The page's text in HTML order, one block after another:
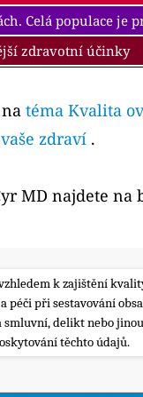
Celá populace je
zdravotní účinky
téma Kvalita
zdraví.
MD najdete na
k zajištění
péči při sestavování
smluvní, delikt nebo
těchto údajů.